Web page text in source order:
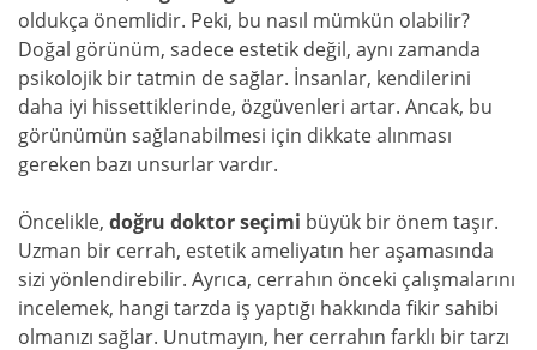
oldukça önemlidir. Peki, bu nasıl mümkün olabilir?
Doğal görünüm, sadece estetik değil, aynı zamanda
psikolojik bir tatmin de sağlar. İnsanlar, kendilerini
daha iyi hissettiklerinde, özgüvenleri artar. Ancak, bu
görünümün sağlanabilmesi için dikkate alınması
gereken bazı unsurlar vardır.
Öncelikle, doğru doktor seçimi büyük bir önem taşır.
Uzman bir cerrah, estetik ameliyatın her aşamasında
sizi yönlendirebilir. Ayrıca, cerrahın önceki çalışmalarını
incelemek, hangi tarzda iş yaptığı hakkında fikir sahibi
olmanızı sağlar. Unutmayın, her cerrahın farklı bir tarzı